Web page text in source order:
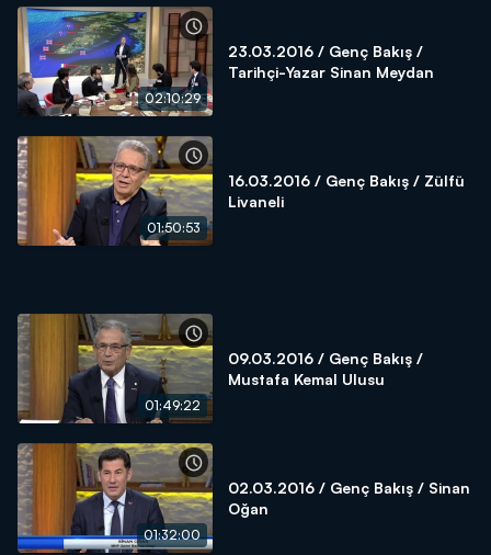
02:10:29
23.03.2016 / Genç Bakış /
Tarihçi-Yazar Sinan Meydan
01:50:53
16.03.2016 / Genç Bakış / Zülfü
Livaneli
01:49:22
09.03.2016 / Genç Bakış /
Mustafa Kemal Ulusu
01:32:00
02.03.2016 / Genç Bakış / Sinan
Oğan